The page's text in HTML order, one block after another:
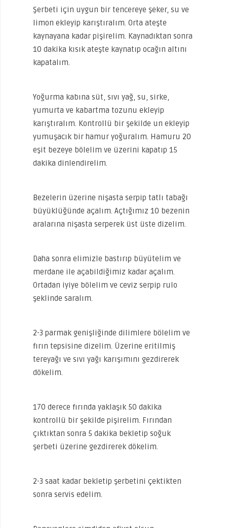
Şerbeti için uygun bir tencereye şeker, su ve
limon ekleyip karıştıralım. Orta ateşte
kaynayana kadar pişirelim. Kaynadıktan sonra
10 dakika kısık ateşte kaynatıp ocağın altını
kapatalım.
Yoğurma kabına süt, sıvı yağ, su, sirke,
yumurta ve kabartma tozunu ekleyip
karıştıralım. Kontrollü bir şekilde un ekleyip
yumuşacık bir hamur yoğuralım. Hamuru 20
eşit bezeye bölelim ve üzerini kapatıp 15
dakika dinlendirelim.
Bezelerin üzerine nişasta serpip tatlı tabağı
büyüklüğünde açalım. Açtığımız 10 bezenin
aralarına nişasta serperek üst üste dizelim.
Daha sonra elimizle bastırıp büyütelim ve
merdane ile açabildiğimiz kadar açalım.
Ortadan iyiye bölelim ve ceviz serpip rulo
şeklinde saralım.
2-3 parmak genişliğinde dilimlere bölelim ve
fırın tepsisine dizelim. Üzerine eritilmiş
tereyağı ve sıvı yağı karışımını gezdirerek
dökelim.
170 derece fırında yaklaşık 50 dakika
kontrollü bir şekilde pişirelim. Fırından
çıktıktan sonra 5 dakika bekletip soğuk
şerbeti üzerine gezdirerek dökelim.
2-3 saat kadar bekletip şerbetini çektikten
sonra servis edelim.